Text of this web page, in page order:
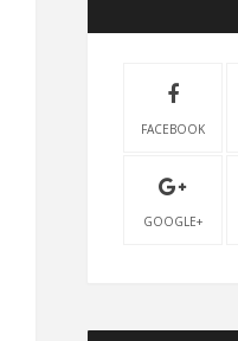
FACEBOOK
GOOGLE+